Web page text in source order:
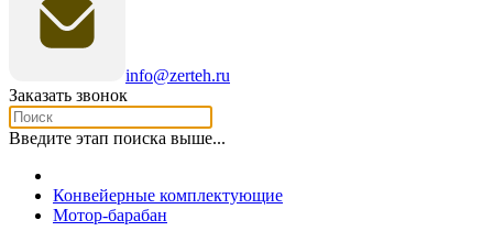
info@zerteh.ru
Заказать звонок
Введите этап поиска выше...
Конвейерные комплектующие
Мотор-барабан